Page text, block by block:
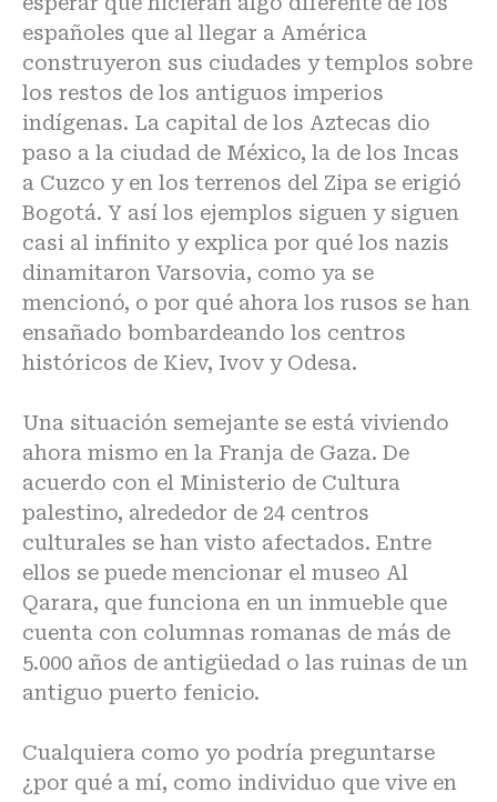
españoles que al llegar a América
construyeron sus ciudades y templos sobre
los restos de los antiguos imperios
indígenas. La capital de los Aztecas dio
paso a la ciudad de México, la de los Incas
a Cuzco y en los terrenos del Zipa se erigió
Bogotá. Y así los ejemplos siguen y siguen
casi al infinito y explica por qué los nazis
dinamitaron Varsovia, como ya se
mencionó, o por qué ahora los rusos se han
ensañado bombardeando los centros
históricos de Kiev, Ivov y Odesa.
Una situación semejante se está viviendo
ahora mismo en la Franja de Gaza. De
acuerdo con el Ministerio de Cultura
palestino, alrededor de 24 centros
culturales se han visto afectados. Entre
ellos se puede mencionar el museo Al
Qarara, que funciona en un inmueble que
cuenta con columnas romanas de más de
5.000 años de antigüedad o las ruinas de un
antiguo puerto fenicio.
Cualquiera como yo podría preguntarse
¿por qué a mí, como individuo que vive en